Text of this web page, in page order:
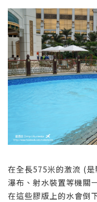
在全長575米的激流 (
瀑布、射水裝置等機關
在這些膠版上的水會倒